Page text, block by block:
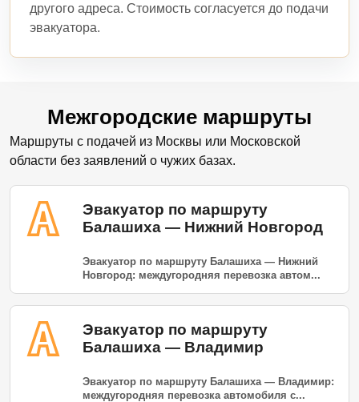
другого адреса. Стоимость согласуется до подачи
эвакуатора.
Межгородские маршруты
Маршруты с подачей из Москвы или Московской
области без заявлений о чужих базах.
Эвакуатор по маршруту
Балашиха — Нижний Новгород
Эвакуатор по маршруту Балашиха — Нижний
Новгород: междугородняя перевозка автом...
Эвакуатор по маршруту
Балашиха — Владимир
Эвакуатор по маршруту Балашиха — Владимир:
междугородняя перевозка автомобиля с...